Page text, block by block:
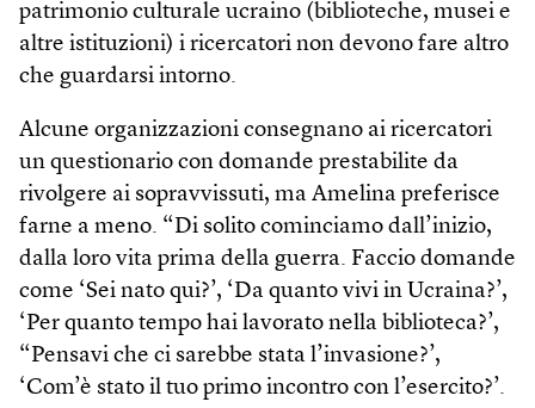
patrimonio culturale ucraino (biblioteche, musei e
altre istituzioni) i ricercatori non devono fare altro
che guardarsi intorno.
Alcune organizzazioni consegnano ai ricercatori
un questionario con domande prestabilite da
rivolgere ai sopravvissuti, ma Amelina preferisce
farne a meno. “Di solito cominciamo dall’inizio,
dalla loro vita prima della guerra. Faccio domande
come ‘Sei nato qui?’, ‘Da quanto vivi in Ucraina?’,
‘Per quanto tempo hai lavorato nella biblioteca?’,
“Pensavi che ci sarebbe stata l’invasione?’,
‘Com’è stato il tuo primo incontro con l’esercito?’.